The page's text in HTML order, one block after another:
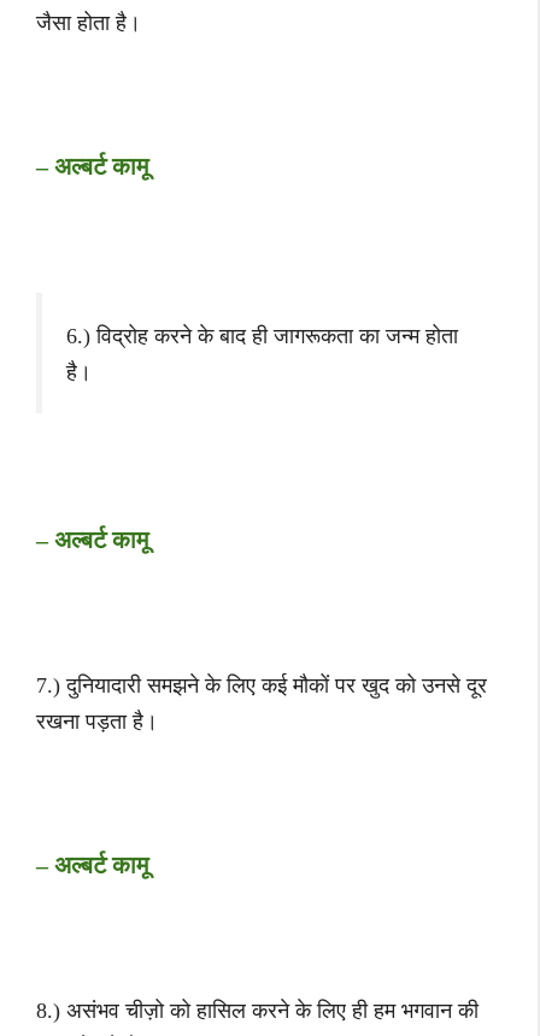
जैसा होता है।
– अल्बर्ट कामू
6.) विद्रोह करने के बाद ही जागरूकता का जन्म होता
है।
– अल्बर्ट कामू
7.) दुनियादारी समझने के लिए कई मौकों पर खुद को उनसे दूर
रखना पड़ता है।
– अल्बर्ट कामू
8.) असंभव चीज़ो को हासिल करने के लिए ही हम भगवान की